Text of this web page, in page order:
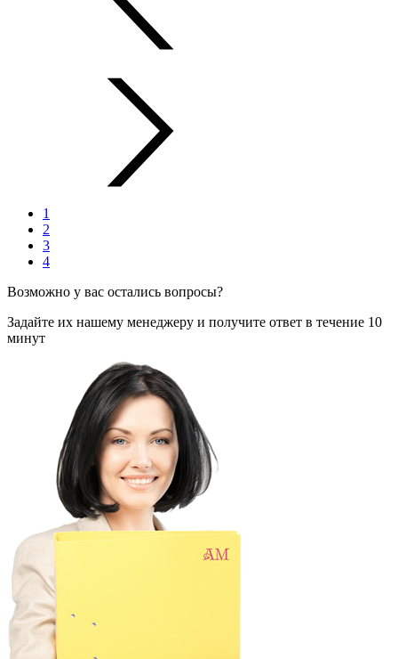
1
2
3
4
Возможно у вас остались вопросы?
Задайте их нашему менеджеру и получите ответ в течение 10
минут